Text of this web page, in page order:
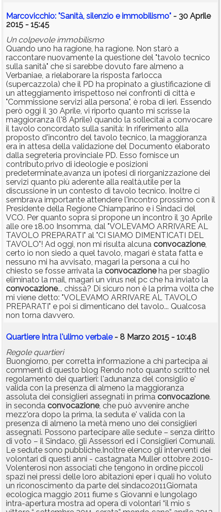
Marcovicchio: "Sanità, silenzio e immobilismo" - 30 Aprile
2015 - 15:45
Un colpevole immobilismo
Quando uno ha ragione, ha ragione. Non starò a
raccontare nuovamente la questione del "tavolo tecnico
sulla sanità" che si sarebbe dovuto fare almeno a
Verbaniae, a rielaborare la risposta farlocca
(supercazzola) che il PD ha propinato a giustificazione di
un atteggiamento irrispettoso nei confronti di città e
"Commissione servizi alla persona", è roba di ieri. Essendo
però oggi il 30 Aprile, vi riporto quanto mi scrisse la
maggioranza (l'8 Aprile) quando la sollecitai a convocare
il tavolo concordato sulla sanità: In riferimento alla
proposto d'incontro del tavolo tecnico, la maggioranza
era in attesa della validazione del Documento elaborato
dalla segreteria provinciale PD. Esso fornisce un
contributo,privo di ideologie e posizioni
predeterminate,avanza un ipotesi di riorganizzazione dei
servizi quanto più aderente alla realtà,utile per la
discussione in un contesto di tavolo tecnico. Inoltre ci
sembrava importante attendere l'incontro prossimo con il
Presidente della Regione Chiamparino e i Sindaci del
VCO. Per quanto sopra si propone un incontro il 30 Aprile
alle ore 18.00 Insomma, dal "VOLEVAMO ARRIVARE AL
TAVOLO PREPARATI" al "CI SIAMO DIMENTICATI DEL
TAVOLO"! Ad oggi, non mi risulta alcuna convocazione,
certo io non siedo a quel tavolo, magari è stata fatta e
nessuno mi ha avvisato, magari la persona a cui ho
chiesto se fosse arrivata la convocazioneha per sbaglio
eliminato la mail, magari un virus nel pc che ha inviato la
convocazione... chissà? Di sicuro non è la prima volta che
mi viene detto: "VOLEVAMO ARRIVARE AL TAVOLO
PREPARATI" e poi si dimenticano del tavolo... Qualcosa
non torna davvero.
Quartiere Intra l'ulimo verbale- 8 Marzo 2015 - 10:48
Regole quartieri
Buongiorno, per corretta informazione a chi partecipa ai
commenti di questo blog Rendo noto quanto scritto nel
regolamento dei quartieri: l'adunanza del consiglio e'
valida con la presenza di almeno la maggioranza
assoluta dei consiglieri assegnati in prima convocazione.
in seconda convocazione, che può avvenire anche
mezz'ora dopo la prima, la seduta e' valida con la
presenza di almeno la metà meno uno dei consiglieri
assegnati. Possono partecipare alle sedute – senza diritto
di voto – il Sindaco, gli Assessori ed i Consiglieri Comunali.
Le sedute sono pubbliche.Inoltre elenco gli interventi dei
volontari di questi anni - castagnata Muller ottobre 2010-
Volenterosi non associati che tengono in ordine piccoli
spazi nei pressi delle loro abitazioni eper i quali ho voluto
un riconoscimento da parte del sindaco2011Giornata
ecologica maggio 2011 fiume s Giovanni e lungolago
intra-apertura mostra ad opera di volontari “il mio s